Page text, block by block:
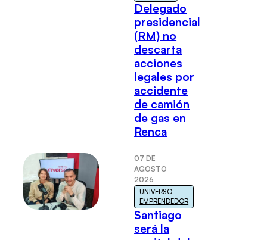
Delegado
presidencial
(RM) no
descarta
acciones
legales por
accidente
de camión
de gas en
Renca
07 DE
AGOSTO
2026
UNIVERSO
EMPRENDEDOR
Santiago
será la